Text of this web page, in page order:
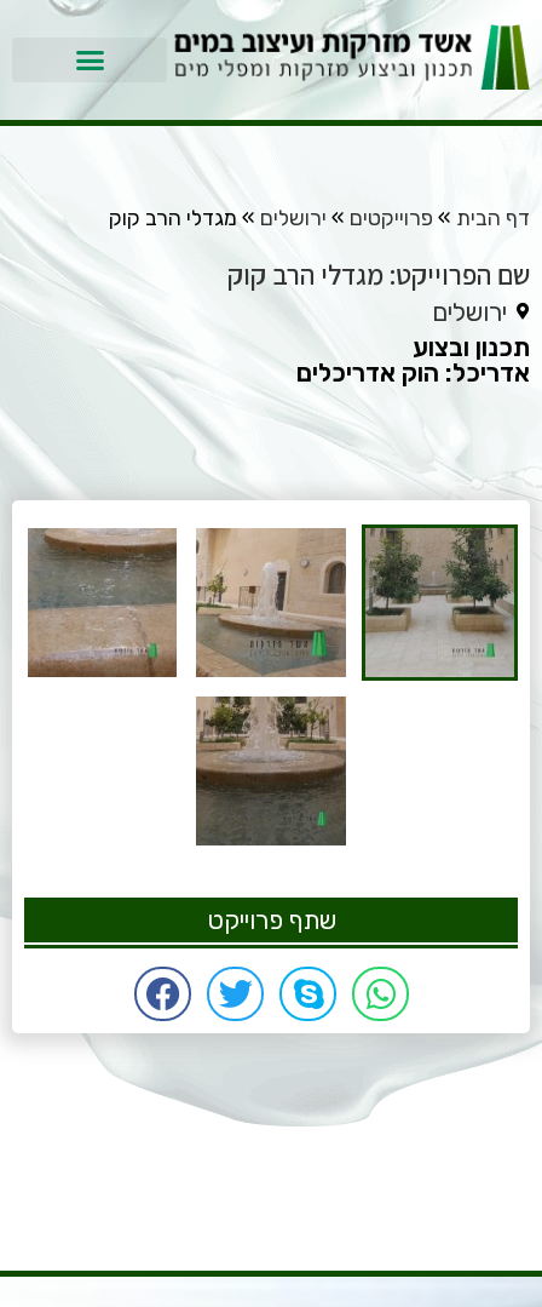
דף הבית » פרוייקטים » ירושלים »מגדלי הרב קוק
שם הפרוייקט: מגדלי הרב קוק
ירושלים
תכנון ובצוע
אדריכל: הוק אדריכלים
שתף פרוייקט